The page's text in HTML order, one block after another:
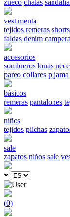
zueco chatas
vestimenta
tejidos remeras shorts
faldas denim
accesorios
sombreros lonas
pareo collares pijama
básicos
remeras pantalones
niños
tejidos pilchas
sale
zapatos niños sale
(0)